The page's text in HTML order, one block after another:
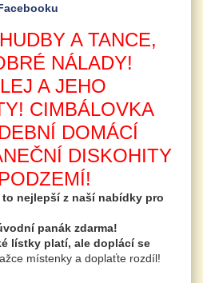
A TANCE,
NÁLADY!
A JEHO
CIMBÁLOVKA
DOMÁCÍ
DISKOHITY
nejlepší z naší nabídky pro
panák zdarma!
lístky platí, ale doplácí se
místenky a doplaťte rozdíl!